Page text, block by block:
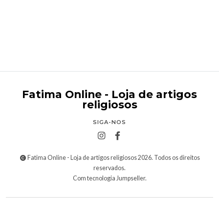
Fatima Online - Loja de artigos
religiosos
SIGA-NOS
Fatima Online - Loja de artigos religiosos 2026. Todos os direitos
reservados.
Com tecnologia Jumpseller.